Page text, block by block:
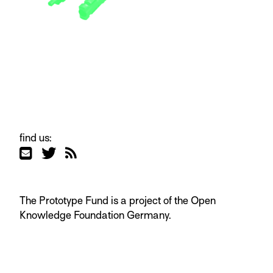
find us:
The Prototype Fund is a project of the Open
Knowledge Foundation Germany.